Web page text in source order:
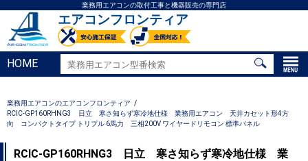
業務用エアコンの取付工事と機器販売の専門店
エアコンフロンティア
HOME
業務用エアコンのエアコンフロンティア
RCIC-GP160RHNG3 日立 寒さ知らず寒冷地仕様 業務用エアコン 天井カセット形4方
向 コンパクトタイプ トリプル 6馬力 三相200V ワイヤードリモコン 標準パネル
RCIC-GP160RHNG3 日立 寒さ知らず寒冷地仕様 業